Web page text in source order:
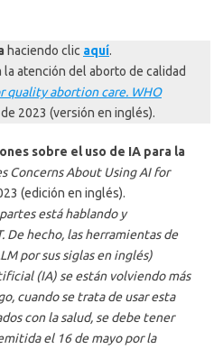
haciendo clic aquí.
atención del aborto de calidad
quality abortion care. WHO
2023 (versión en inglés).
sobre el uso de IA para la
Concerns About Using AI for
(edición en inglés).
está hablando y
De hecho, las herramientas de
por sus siglas en inglés)
(IA) se están volviendo más
cuando se trata de usar esta
con la salud, se debe tener
el 16 de mayo por la